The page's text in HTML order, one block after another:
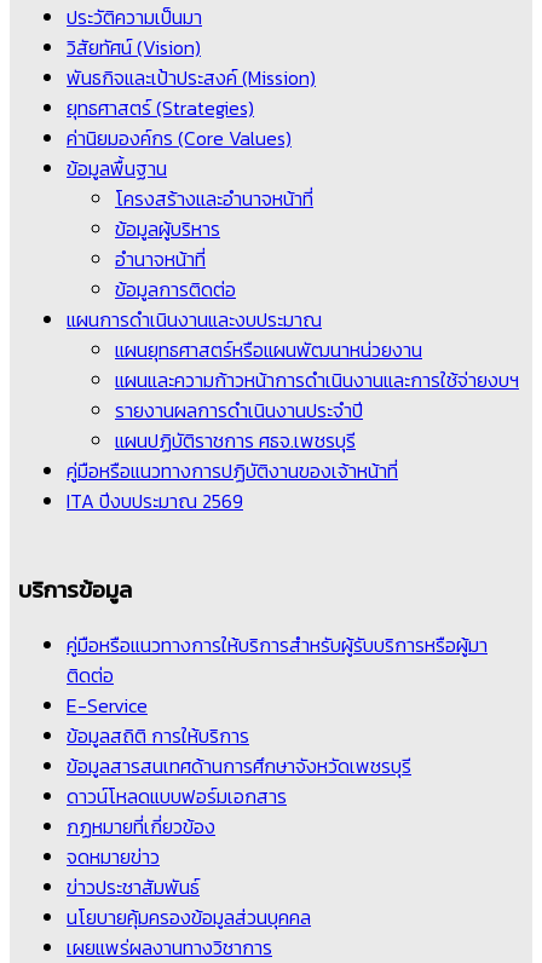
ประวัติความเป็นมา
วิสัยทัศน์ (Vision)
พันธกิจและเป้าประสงค์ (Mission)
ยุทธศาสตร์ (Strategies)
ค่านิยมองค์กร (Core Values)
ข้อมูลพื้นฐาน
โครงสร้างและอำนาจหน้าที่
ข้อมูลผู้บริหาร
อำนาจหน้าที่
ข้อมูลการติดต่อ
แผนการดำเนินงานและงบประมาณ
แผนยุทธศาสตร์หรือแผนพัฒนาหน่วยงาน
แผนและความก้าวหน้าการดำเนินงานและการใช้จ่ายงบฯ
รายงานผลการดำเนินงานประจำปี
แผนปฏิบัติราชการ ศธจ.เพชรบุรี
คู่มือหรือแนวทางการปฏิบัติงานของเจ้าหน้าที่
ITA ปีงบประมาณ 2569
บริการข้อมูล
คู่มือหรือแนวทางการให้บริการสำหรับผู้รับบริการหรือผู้มา
ติดต่อ
E-Service
ข้อมูลสถิติ การให้บริการ
ข้อมูลสารสนเทศด้านการศึกษาจังหวัดเพชรบุรี
ดาวน์โหลดแบบฟอร์มเอกสาร
กฏหมายที่เกี่ยวข้อง
จดหมายข่าว
ข่าวประชาสัมพันธ์
นโยบายคุ้มครองข้อมูลส่วนบุคคล
เผยแพร่ผลงานทางวิชาการ